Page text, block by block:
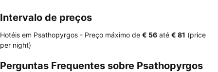
Intervalo de preços
Hotéis em Psathopyrgos - Preço máximo de ‎€ 56 até ‎€ 81 (price
per night)
Perguntas Frequentes sobre Psathopyrgos